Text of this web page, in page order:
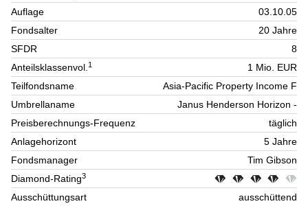
Auflage
03.10.05
Fondsalter
20 Jahre
SFDR
8
Anteilsklassenvol.1
1 Mio. EUR
Teilfondsname
Asia-Pacific Property Income F
Umbrellaname
Janus Henderson Horizon -
Preisberechnungs-Frequenz
täglich
Anlagehorizont
5 Jahre
Fondsmanager
Tim Gibson
Diamond-Rating3
Ausschüttungsart ausschüttend